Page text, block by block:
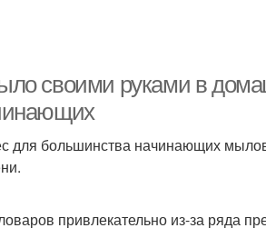
своими руками в
для большинства начинающих
привлекательно из-за ряда